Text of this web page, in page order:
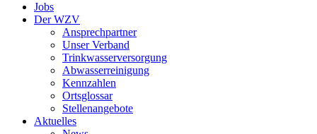
Jobs
Der WZV
Ansprechpartner
Unser Verband
Trinkwasser­versorgung
Abwasserreinigung
Kennzahlen
Ortsglossar
Stellenangebote
Aktuelles